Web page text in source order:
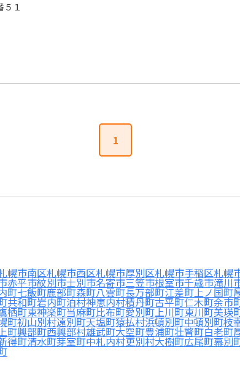
５１
1
幌市南区札幌市西区札幌市厚別区札幌市手稲区札幌
赤平市紋別市士別市名寄市三笠市根室市千歳市滝川
町七飯町鹿部町森町八雲町長万部町江差町上ノ国町
共和町岩内町泊村神恵内村積丹町古平町仁木町余市
栖町東神楽町当麻町比布町愛別町上川町東川町美瑛
町初山別村遠別町天塩町猿払村浜頓別町中頓別町枝
町興部町西興部村雄武町大空町豊浦町壮瞥町白老町
得町清水町芽室町中札内村更別村大樹町広尾町幕別